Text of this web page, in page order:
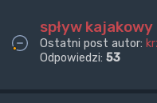
spływ
Ostatni post autor:
Odpowiedzi: 53